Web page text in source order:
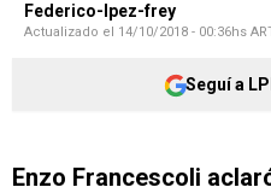
Federico-lpez-frey
Actualizado el 14/10/2018 - 00:36hs
Seguí a
Enzo Francescoli